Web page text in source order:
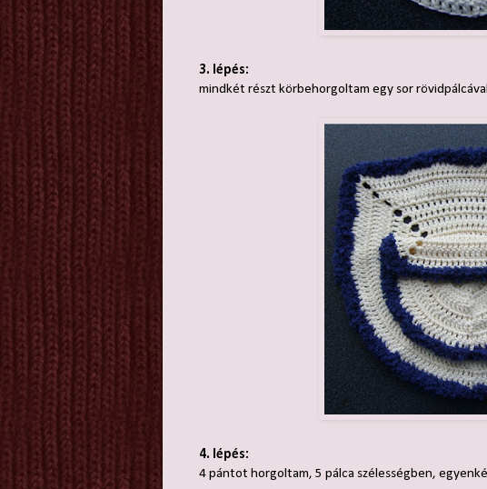
3. lépés:
mindkét részt körbehorgoltam egy sor
4. lépés:
4 pántot horgoltam, 5 pálca szélességben,